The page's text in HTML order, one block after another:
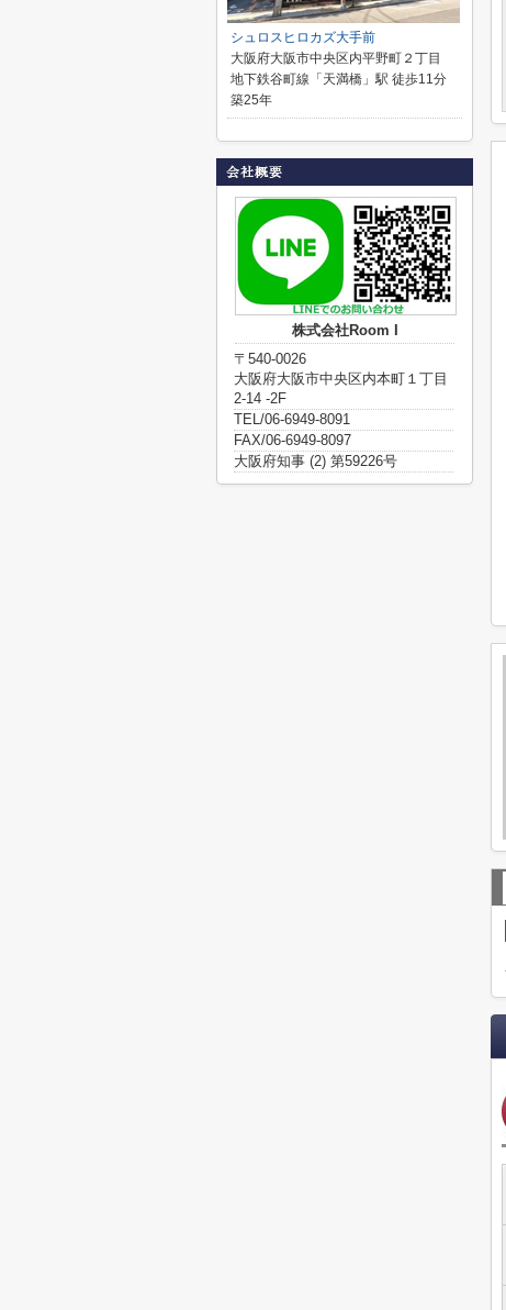
シュロスヒロカズ大手前
大阪府大阪市中央区内平野町２丁目
地下鉄谷町線「天満橋」駅 徒歩11分
築25年
株式会社Room I
〒540-0026
大阪府大阪市中央区内本町１丁目
2-14 -2F
TEL/06-6949-8091
FAX/06-6949-8097
大阪府知事 (2) 第59226号